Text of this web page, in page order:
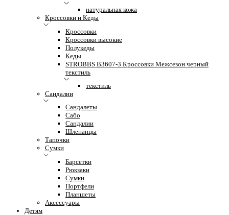
натуральная кожа
Кроссовки и Кеды
Кроссовки
Кроссовки высокие
Полукеды
Кеды
STROBBS B3607-3 Кроссовки Межсезон черный
текстиль
текстиль
Сандалии
Сандалеты
Сабо
Сандалии
Шлепанцы
Тапочки
Сумки
Барсетки
Рюкзаки
Сумки
Портфели
Планшеты
Аксессуары
Детям